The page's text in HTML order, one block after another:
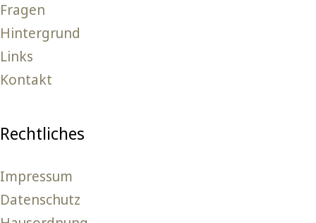
Fragen
Hintergrund
Links
Kontakt
Rechtliches
Impressum
Datenschutz